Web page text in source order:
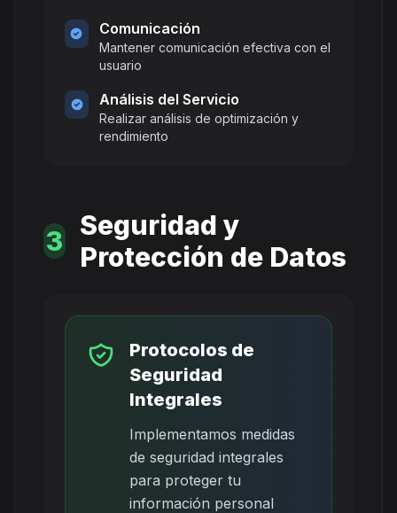
Comunicación
Mantener comunicación efectiva con el
usuario
Análisis del Servicio
Realizar análisis de optimización y
rendimiento
3 Seguridad y
Protección de Datos
Protocolos de
Seguridad
Integrales
Implementamos medidas
de seguridad integrales
para proteger tu
información personal